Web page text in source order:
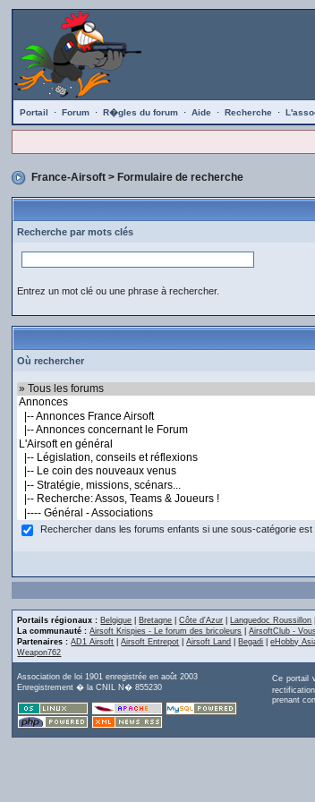
Portail · Forum · R�gles du forum · Aide · Recherche ·
France-Airsoft > Formulaire de recherche
Recherche par mots clés
Entrez un mot clé ou une phrase à rechercher.
Où rechercher
Rechercher dans les forums enfants si une sous-catégorie est
Portails régionaux : Belgique Bretagne |Côte d'Azur Languedoc Roussillon
La communauté : Airsoft Krispies - Le forum des bricoleurs |AirsoftClub -
Partenaires : AD1 Airsoft |Airsoft Entrepot |Airsoft Land Begadi |eHobby
Weapon762
Association de loi 1901 enregistrée en août 2003
Enregistrement � la CNIL N� 855230
Ce portail
prenant